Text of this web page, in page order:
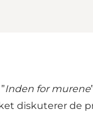
Inden for murene
diskuterer de